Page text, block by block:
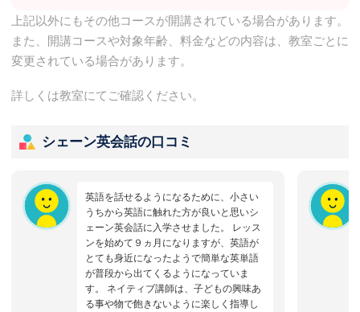
上記以外にもその他コースが開講されている場合があります。
また、開講コースや対象年齢、料金などの内容は、教室ごとに
変更されている場合があります。
詳しくは教室にてご確認ください。
シェーン英会話の口コミ
英語を話せるようになるために、小さい
うちから英語に触れた方が良いと思いシ
ェーン英会話に入学させました。 レッス
ンを始めて９ヵ月になりますが、英語が
とても身近になったようで簡単な英単語
が普段から出てくるようになっていま
す。 ネイティブ講師は、子どもの興味あ
る事や物で飽きないように楽しく指導し